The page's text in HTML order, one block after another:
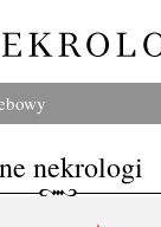
nekrologi